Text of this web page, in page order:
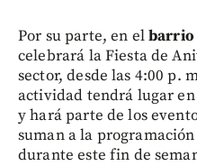
Por su parte, en elbarrio
celebrará la Fiesta de
sector, desde las 4:00 p.
actividad tendrá lugar
y hará parte de los
suman a la
durante este fin de